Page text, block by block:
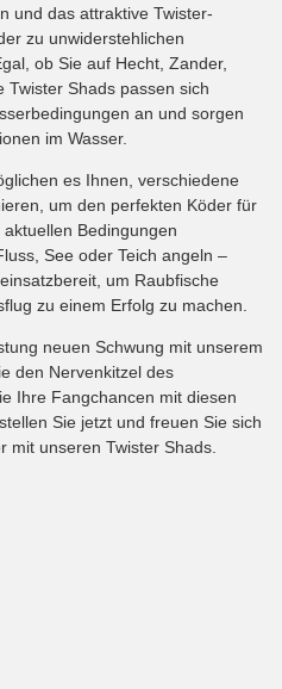
und das attraktive Twister-
zu unwiderstehlichen
ob Sie auf Hecht, Zander,
Twister Shads passen sich
an und sorgen
im Wasser.
es Ihnen, verschiedene
um den perfekten Köder für
Bedingungen
See oder Teich angeln –
um Raubfische
zu einem Erfolg zu machen.
neuen Schwung mit unserem
den Nervenkitzel des
Ihre Fangchancen mit diesen
Sie jetzt und freuen Sie sich
mit unseren Twister Shads.